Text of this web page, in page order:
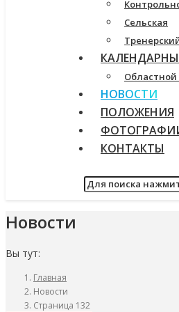
Сельская
Областной
НОВОСТИ
ПОЛОЖЕНИЯ
КОНТАКТЫ
Новости
Вы тут:
Главная
Новости
Страница 132